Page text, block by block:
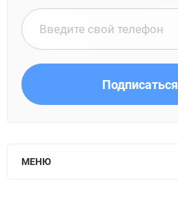
Подписаться
МЕНЮ